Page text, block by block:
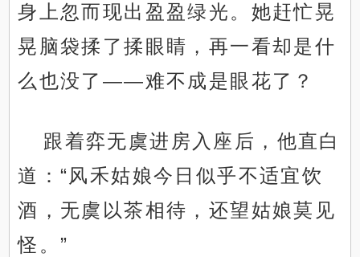
身上忽而现出盈盈绿光。她赶忙晃
晃脑袋揉了揉眼睛，再一看却是什
么也没了——难不成是眼花了？
跟着弈无虞进房入座后，他直白
道：“风禾姑娘今日似乎不适宜饮
酒，无虞以茶相待，还望姑娘莫见
怪。”